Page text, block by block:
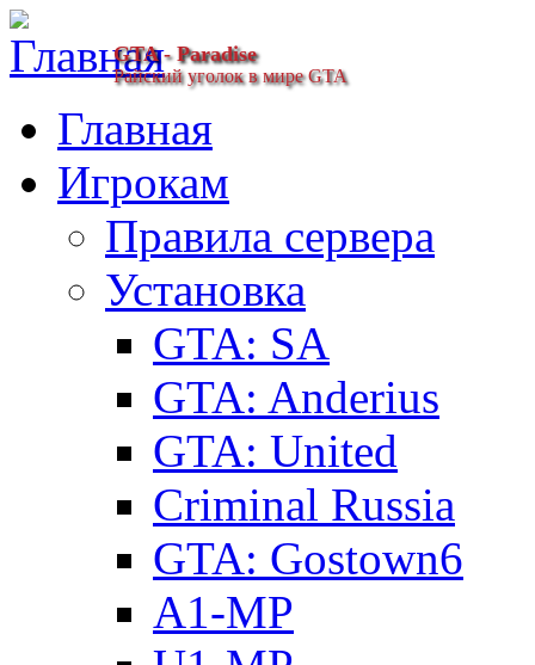
GTA - Paradise
Райский уголок в мире GTA
Главная
Игрокам
Правила сервера
Установка
GTA: SA
GTA: Anderius
GTA: United
Criminal Russia
GTA: Gostown6
A1-MP